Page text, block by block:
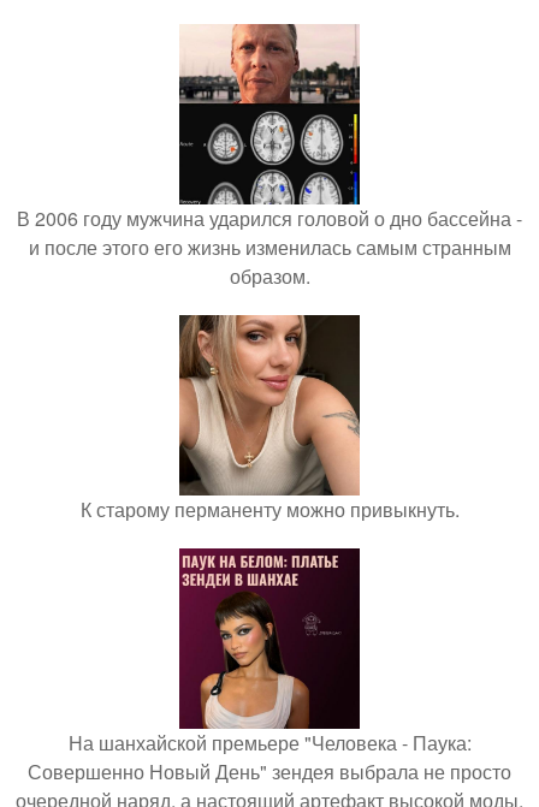
В 2006 году мужчина ударился головой о дно бассейна -
и после этого его жизнь изменилась самым странным
образом.
К старому перманенту можно привыкнуть.
На шанхайской премьере "Человека - Паука:
Совершенно Новый День" зендея выбрала не просто
очередной наряд, а настоящий артефакт высокой моды.